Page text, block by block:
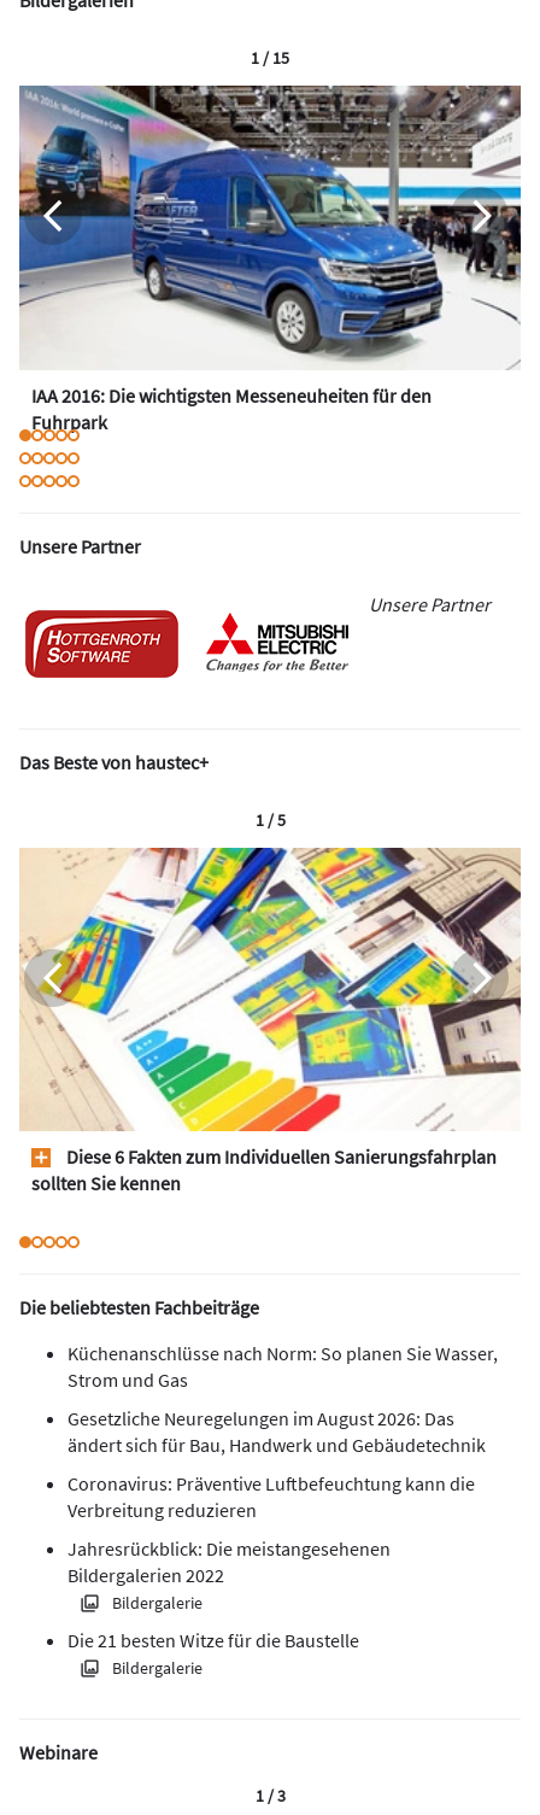
IAA 2016: Die wichtigsten Messeneuheiten für den
Fuhrpark
1 / 15
Unsere Partner
Unsere Partner
Das Beste von haustec+
Diese 6 Fakten zum Individuellen Sanierungsfahrplan
sollten Sie kennen
1 / 5
Die beliebtesten Fachbeiträge
Küchenanschlüsse nach Norm: So planen Sie Wasser,
Strom und Gas
Gesetzliche Neuregelungen im August 2026: Das
ändert sich für Bau, Handwerk und Gebäudetechnik
Coronavirus: Präventive Luftbefeuchtung kann die
Verbreitung reduzieren
Jahresrückblick: Die meistangesehenen
Bildergalerien 2022
Bildergalerie
Die 21 besten Witze für die Baustelle
Bildergalerie
Webinare
1 / 3